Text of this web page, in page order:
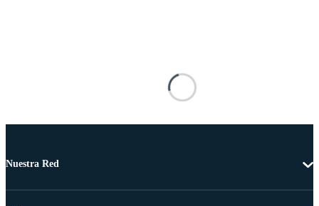
Nuestra Red